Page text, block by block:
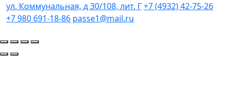
ул. Коммунальная, д 30/108, лит. Г+7 (4932) 42-75-26
+7 980 691-18-86 passe1@mail.ru